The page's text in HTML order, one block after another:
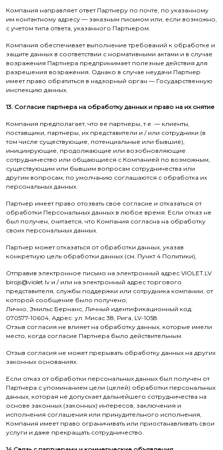
Компания направляет ответ Партнеру по почте, по указанному
им контактному адресу — заказным письмом или, если возможно,
с учетом типа ответа, указанного Партнером.
Компания обеспечивает выполнение требований к обработке и
защите данных в соответствии с нормативными актами и в случае
возражения Партнера предпринимает полезные действия для
разрешения возражения. Однако в случае неудачи Партнер
имеет право обратиться в надзорный орган — Государственную
инспекцию данных.
13. Согласие партнера на обработку данных и право на их снятие
Компания предполагает, что ее партнеры, т.е. — клиенты,
поставщики, партнеры, их представители и / или сотрудники (в
том числе существующие, потенциальные или бывшие),
инициирующие, продолжающие или возобновляющие
сотрудничество или общающиеся с Компанией по возможным,
существующим или бывшим вопросам сотрудничества или
другим вопросам, по умолчанию соглашаются с обработка их
персональных данных.
Партнер имеет право отозвать свое согласие и отказаться от
обработки Персональных данных в любое время. Если отказ не
был получен, считается, что Компания согласна на обработку
своих персональных данных.
Партнер может отказаться от обработки данных, указав
конкретную цель обработки данных (см. Пункт 4 Политики),
Отправив электронное письмо на электронный адрес VIOLET.LV
birojs@violet.lv и / или на электронный адрес торгового
представителя, службы поддержки или сотрудника компании, от
которой сообщение было получено;
Лично, Эмильс Бернанс, Личный идентификационный код:
070577-10604, Адрес: ул. Мисас 38, Рига, LV-1058.
Отзыв согласия не влияет на обработку данных, которые имели
место, когда согласие Партнера было действительным.
Отзыв согласия не может прерывать обработку данных на других
законных основаниях.
Если отказ от обработки персональных данных был получен от
Партнера с упоминанием цели (целей) обработки персональных
данных, которая не допускает дальнейшего сотрудничества на
основе законных (законных) интересов, заключения и
исполнения соглашения или принудительного исполнения,
Компания имеет право ограничивать или приостанавливать свои
услуги и даже прекращать сотрудничество.